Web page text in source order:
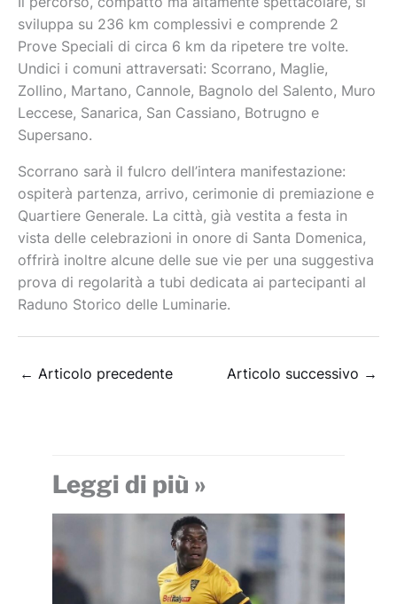
sviluppa su 236 km complessivi e comprende 2
Prove Speciali di circa 6 km da ripetere tre volte.
Undici i comuni attraversati: Scorrano, Maglie,
Zollino, Martano, Cannole, Bagnolo del Salento, Muro
Leccese, Sanarica, San Cassiano, Botrugno e
Supersano.
Scorrano sarà il fulcro dell’intera manifestazione:
ospiterà partenza, arrivo, cerimonie di premiazione e
Quartiere Generale. La città, già vestita a festa in
vista delle celebrazioni in onore di Santa Domenica,
offrirà inoltre alcune delle sue vie per una suggestiva
prova di regolarità a tubi dedicata ai partecipanti al
Raduno Storico delle Luminarie.
← Articolo precedente Articolo successivo →
Leggi di più »